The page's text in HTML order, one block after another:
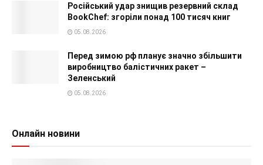
Російський удар знищив резервний склад
BookChef: згоріли понад 100 тисяч книг
05.08.2026
Перед зимою рф планує значно збільшити
виробництво балістичних ракет –
Зеленський
05.08.2026
Онлайн новини